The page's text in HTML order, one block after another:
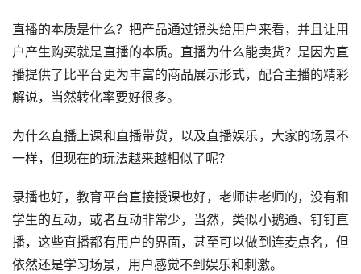
直播的本质是什么？把产品通过镜头给用户来看，并且让用
户产生购买就是直播的本质。直播为什么能卖货？是因为直
播提供了比平台更为丰富的商品展示形式，配合主播的精彩
解说，当然转化率要好很多。
为什么直播上课和直播带货，以及直播娱乐，大家的场景不
一样，但现在的玩法越来越相似了呢？
录播也好，教育平台直接授课也好，老师讲老师的，没有和
学生的互动，或者互动非常少，当然，类似小鹅通、钉钉直
播，这些直播都有用户的界面，甚至可以做到连麦点名，但
依然还是学习场景，用户感觉不到娱乐和刺激。